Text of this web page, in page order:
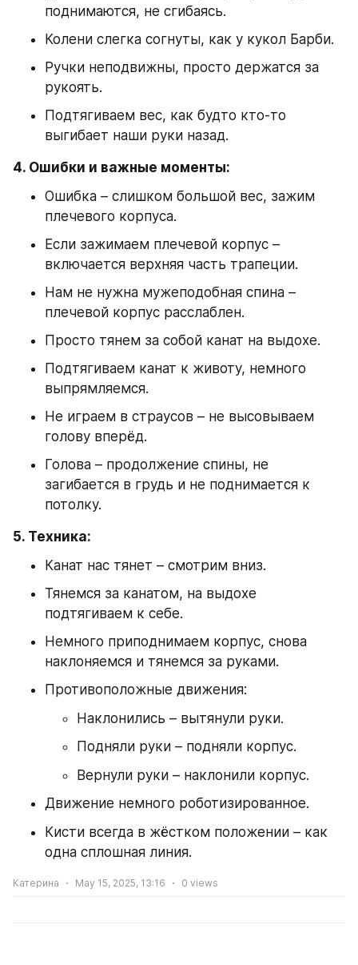
поднимаются, не сгибаясь.
Колени слегка согнуты, как у кукол Барби.
Ручки неподвижны, просто держатся за
рукоять.
Подтягиваем вес, как будто кто-то
выгибает наши руки назад.
4. Ошибки и важные моменты:
Ошибка – слишком большой вес, зажим
плечевого корпуса.
Если зажимаем плечевой корпус –
включается верхняя часть трапеции.
Нам не нужна мужеподобная спина –
плечевой корпус расслаблен.
Просто тянем за собой канат на выдохе.
Подтягиваем канат к животу, немного
выпрямляемся.
Не играем в страусов – не высовываем
голову вперёд.
Голова – продолжение спины, не
загибается в грудь и не поднимается к
потолку.
5. Техника:
Канат нас тянет – смотрим вниз.
Тянемся за канатом, на выдохе
подтягиваем к себе.
Немного приподнимаем корпус, снова
наклоняемся и тянемся за руками.
Противоположные движения:
Наклонились – вытянули руки.
Подняли руки – подняли корпус.
Вернули руки – наклонили корпус.
Движение немного роботизированное.
Кисти всегда в жёстком положении – как
одна сплошная линия.
Катерина May 15, 2025, 13:16 0 views